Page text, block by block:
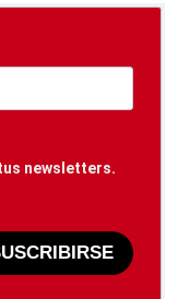
newsletters.